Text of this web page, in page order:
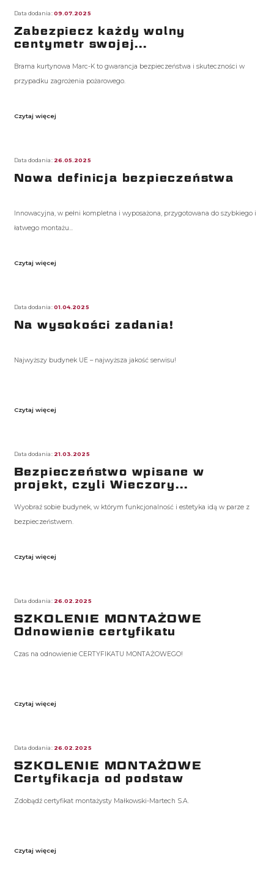
Data dodania:09.07.2025
Zabezpiecz każdy wolny
centymetr swojej...
Brama kurtynowa Marc-K to gwarancja bezpieczeństwa i skuteczności w
przypadku zagrożenia pożarowego.
Czytaj więcej
Data dodania: 26.05.2025
Nowa definicja bezpieczeństwa
Innowacyjna, w pełni kompletna i wyposażona, przygotowana do szybkiego i
łatwego montażu...
Czytaj więcej
Data dodania:01.04.2025
Na wysokości zadania!
Najwyższy budynek UE – najwyższa jakość serwisu!
Czytaj więcej
Data dodania: 21.03.2025
Bezpieczeństwo wpisane w
projekt, czyli Wieczory...
Wyobraź sobie budynek, w którym funkcjonalność i estetyka idą w parze z
bezpieczeństwem.
Czytaj więcej
Data dodania: 26.02.2025
SZKOLENIE MONTAŻOWE
Odnowienie certyfikatu
Czas na odnowienie CERTYFIKATU MONTAŻOWEGO!
Czytaj więcej
Data dodania: 26.02.2025
SZKOLENIE MONTAŻOWE
Certyfikacja od podstaw
Zdobądź certyfikat montażysty Małkowski-Martech S.A.
Czytaj więcej